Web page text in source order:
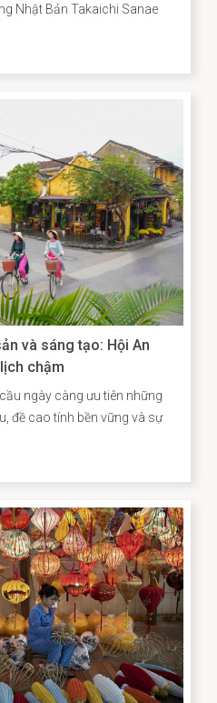
Nhật Bản Takaichi Sanae
được thăm Di sản văn
đi trên những con đường
đó từng đi qua. Nơi có di
thành trùng tu với sự hợp
chứng cho hơn 400 năm
giữa hai dân tộc trên
và sáng tạo: Hội An
chậm
ngày càng ưu tiên những
đề cao tính bền vững và sự
vị trí dẫn đầu không chỉ
của một đô thị di sản, mà
định hướng bảo tồn gắn liền
theo hướng sáng tạo và bền